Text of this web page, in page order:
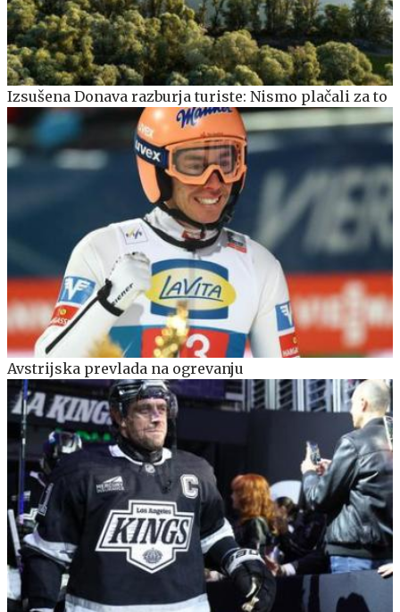
Izsušena Donava razburja turiste: Nismo plačali za to
Avstrijska prevlada na ogrevanju